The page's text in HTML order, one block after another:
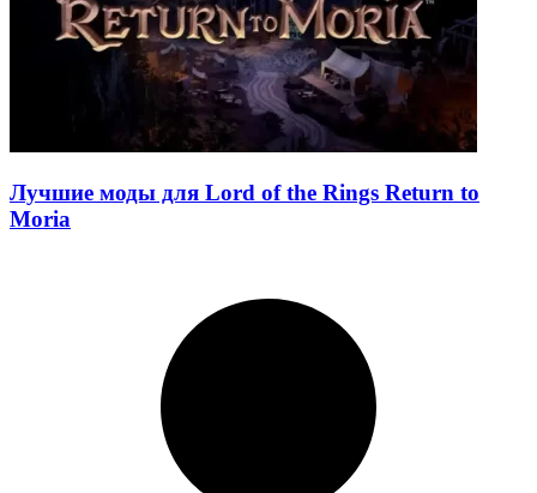
Лучшие моды для Lord of the Rings Return to
Moria